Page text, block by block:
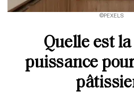
©PEXELS
Quelle est
puissance